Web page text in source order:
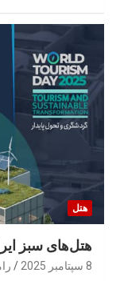
هتل
هتل‌های سبز
8 سپتامبر 2025